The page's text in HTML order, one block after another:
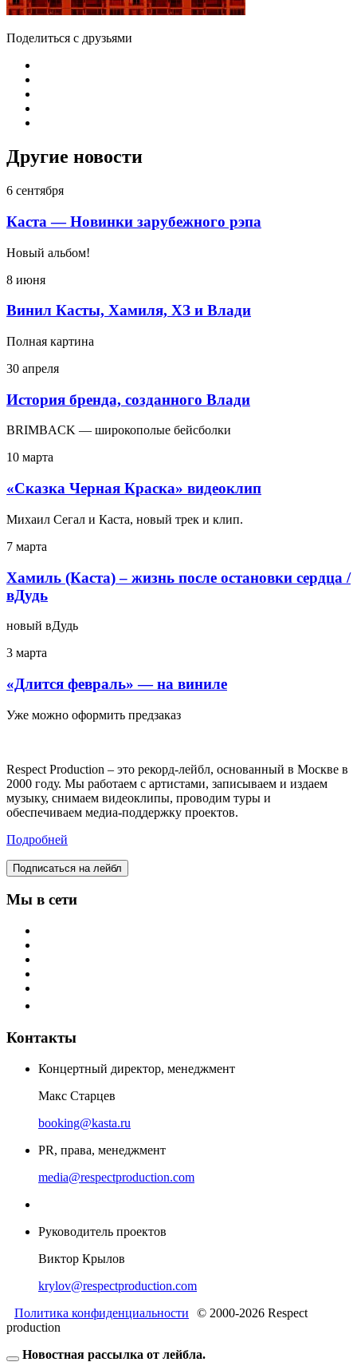
Поделиться с друзьями
Другие новости
6 сентября
Каста — Новинки зарубежного рэпа
Новый альбом!
8 июня
Винил Касты, Хамиля, ХЗ и Влади
Полная картина
30 апреля
История бренда, созданного Влади
BRIMBACK — широкополые бейсболки
10 марта
«Сказка Черная Краска» видеоклип
Михаил Сегал и Каста, новый трек и клип.
7 марта
Хамиль (Каста) – жизнь после остановки сердца /
вДудь
новый вДудь
3 марта
«Длится февраль» — на виниле
Уже можно оформить предзаказ
Respect Production – это рекорд-лейбл, основанный в Москве в
2000 году. Мы работаем с артистами, записываем и издаем
музыку, снимаем видеоклипы, проводим туры и
обеспечиваем медиа-поддержку проектов.
Подробней
Подписаться на лейбл
Мы в сети
Контакты
Концертный директор, менеджмент
Макс Старцев
booking@kasta.ru
PR, права, менеджмент
media@respectproduction.com
Руководитель проектов
Виктор Крылов
krylov@respectproduction.com
Политика конфиденциальности
© 2000-2026 Respect
production
Новостная рассылка от лейбла.